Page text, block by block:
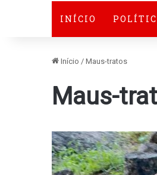
INÍCIO
Início / Maus-tratos
Maus-